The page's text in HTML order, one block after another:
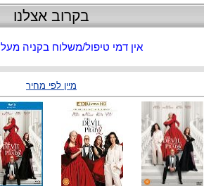
בקרוב אצלנו
אין דמי טיפול/משלוח בקניה מעל 350 ש"ח
מיין לפי מחיר